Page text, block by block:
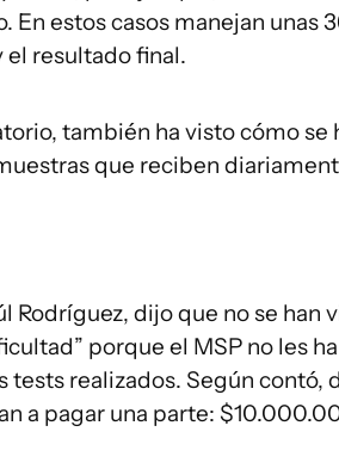
En estos casos manejan unas
el resultado final.
también ha visto cómo se
que reciben
Rodríguez, dijo que no se han
porque el MSP no les
realizados. Según contó,
a pagar una parte: